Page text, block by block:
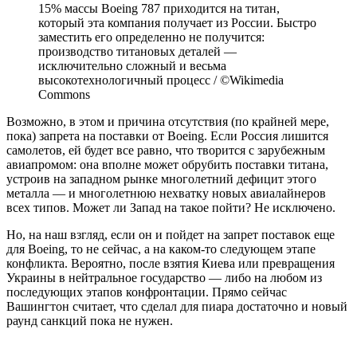
15% массы Boeing 787 приходится на титан,
который эта компания получает из России. Быстро
заместить его определенно не получится:
производство титановых деталей —
исключительно сложный и весьма
высокотехнологичный процесс / ©Wikimedia
Commons
Возможно, в этом и причина отсутствия (по крайней мере,
пока) запрета на поставки от Boeing. Если Россия лишится
самолетов, ей будет все равно, что творится с зарубежным
авиапромом: она вполне может обрубить поставки титана,
устроив на западном рынке многолетний дефицит этого
металла — и многолетнюю нехватку новых авиалайнеров
всех типов. Может ли Запад на такое пойти? Не исключено.
Но, на наш взгляд, если он и пойдет на запрет поставок еще
для Boeing, то не сейчас, а на каком-то следующем этапе
конфликта. Вероятно, после взятия Киева или превращения
Украины в нейтральное государство — либо на любом из
последующих этапов конфронтации. Прямо сейчас
Вашингтон считает, что сделал для пиара достаточно и новый
раунд санкций пока не нужен.